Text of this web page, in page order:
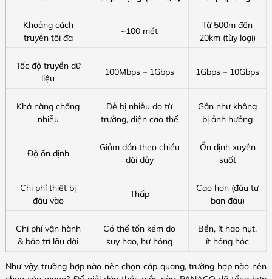
Khoảng cách
truyền tối đa
~100 mét
Từ 500m đến
20km (tùy loại)
Tốc độ truyền dữ
liệu
100Mbps – 1Gbps 1Gbps – 10Gbps
Khả năng chống
nhiễu
Dễ bị nhiễu do từ
trường, điện cao thế
Gần như không
bị ảnh hưởng
Độ ổn định
Giảm dần theo chiều
dài dây
Ổn định xuyên
suốt
Chi phí thiết bị
đầu vào
Thấp
Cao hơn (đầu tư
ban đầu)
Chi phí vận hành
& bảo trì lâu dài
Có thể tốn kém do
suy hao, hư hỏng
Bền, ít hao hụt,
ít hỏng hóc
Như vậy, trường hợp nào nên chọn cáp quang, trường hợp nào nên